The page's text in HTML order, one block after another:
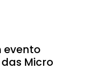
evento
Micro